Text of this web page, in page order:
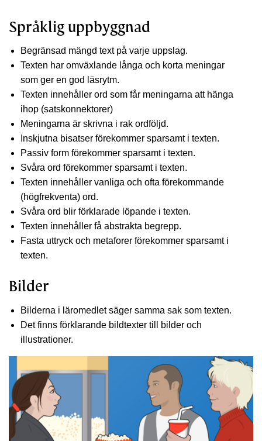
Språklig uppbyggnad
Begränsad mängd text på varje uppslag.
Texten har omväxlande långa och korta meningar
som ger en god läsrytm.
Texten innehåller ord som får meningarna att hänga
ihop (satskonnektorer)
Meningarna är skrivna i rak ordföljd.
Inskjutna bisatser förekommer sparsamt i texten.
Passiv form förekommer sparsamt i texten.
Svåra ord förekommer sparsamt i texten.
Texten innehåller vanliga och ofta förekommande
(högfrekventa) ord.
Svåra ord blir förklarade löpande i texten.
Texten innehåller få abstrakta begrepp.
Fasta uttryck och metaforer förekommer sparsamt i
texten.
Bilder
Bilderna i läromedlet säger samma sak som texten.
Det finns förklarande bildtexter till bilder och
illustrationer.